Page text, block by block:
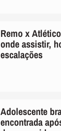
Remo x
onde assistir,
escalações
Adolescente
encontrada